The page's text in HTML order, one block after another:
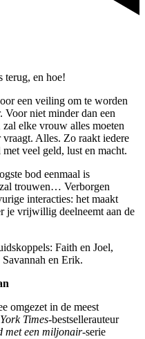
terug, en hoe!
een veiling om te worden
Voor niet minder dan een
elke vrouw alles moeten
Alles. Zo raakt iedere
veel geld, lust en macht.
bod eenmaal is
trouwen… Verborgen
interacties: het maakt
je vrijwillig deelneemt aan de
Faith en Joel,
en Erik.
omgezet in de meest
Times-bestsellerauteur
met een miljonair-serie